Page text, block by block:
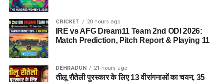
CRICKET 20 hours ago
IRE vs AFG Dream11 Team 2nd ODI 2026:
Match Prediction, Pitch Report & Playing 11
DEHRADUN 21 hours ago
तीलू रौतेली पुरस्कार के लिए 13 वीरांगनाओं का चयन, 35